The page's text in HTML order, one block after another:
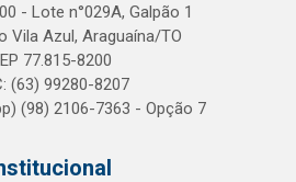
- Lote n°029A, Galpão 1
Vila Azul, Araguaína/TO
77.815-8200
(63) 99280-8207
(98) 2106-7363 - Opção 7